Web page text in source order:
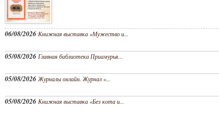
06/08/2026 Книжная выставка «Мужество и...
05/08/2026 Главная библиотека Приамурья...
05/08/2026Журналы онлайн. Журнал «...
05/08/2026 Книжная выставка «Без кота и...